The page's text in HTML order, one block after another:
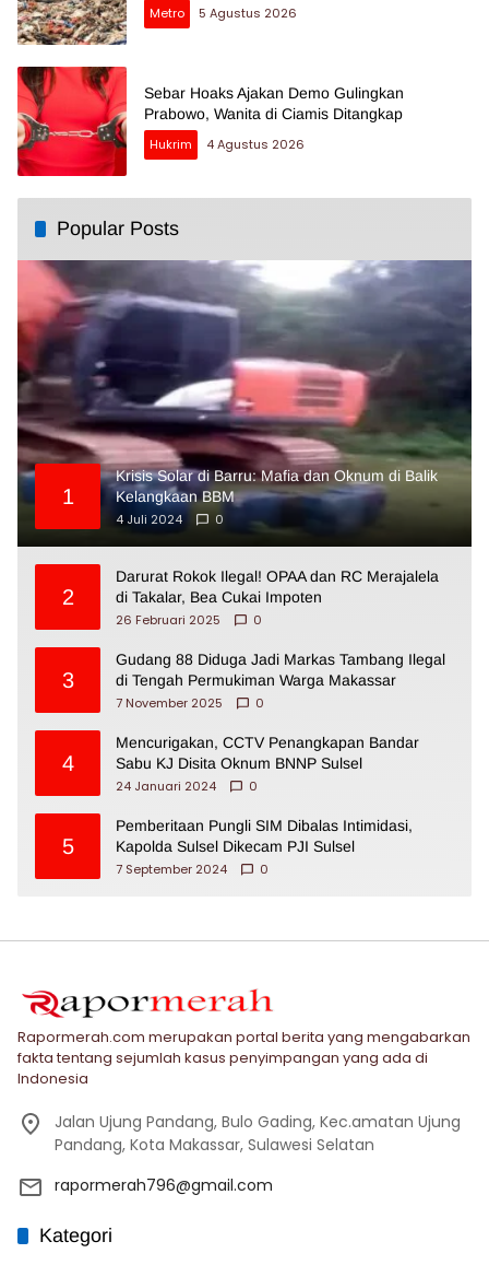
Metro
5 Agustus 2026
Sebar Hoaks Ajakan Demo Gulingkan
Prabowo, Wanita di Ciamis Ditangkap
Hukrim
4 Agustus 2026
Popular Posts
1
Krisis Solar di Barru: Mafia dan Oknum di Balik
Kelangkaan BBM
4 Juli 2024
0
2
Darurat Rokok Ilegal! OPAA dan RC Merajalela
di Takalar, Bea Cukai Impoten
26 Februari 2025
0
3
Gudang 88 Diduga Jadi Markas Tambang Ilegal
di Tengah Permukiman Warga Makassar
7 November 2025
0
4
Mencurigakan, CCTV Penangkapan Bandar
Sabu KJ Disita Oknum BNNP Sulsel
24 Januari 2024
0
5
Pemberitaan Pungli SIM Dibalas Intimidasi,
Kapolda Sulsel Dikecam PJI Sulsel
7 September 2024
0
Rapormerah.com merupakan portal berita yang mengabarkan
fakta tentang sejumlah kasus penyimpangan yang ada di
Indonesia
Jalan Ujung Pandang, Bulo Gading, Kec.amatan Ujung
Pandang, Kota Makassar, Sulawesi Selatan
rapormerah796@gmail.com
Kategori